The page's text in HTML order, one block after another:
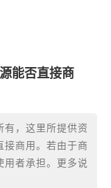
能否直接商
有，这里所提供资
接商用。若由于商
用者承担。更多说